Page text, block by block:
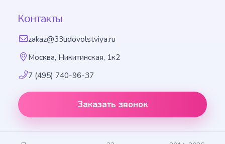
Контакты
zakaz@33udovolstviya.ru
Москва, Никитинская, 1к2
7 (495) 740-96-37
Заказать звонок